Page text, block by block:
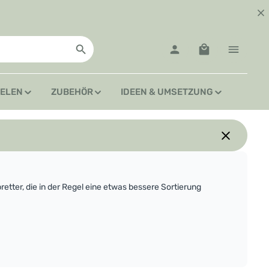
Warenkorb
ZUBEHÖR IDEEN & UMSETZUNG
die in der Regel eine etwas bessere Sortierung